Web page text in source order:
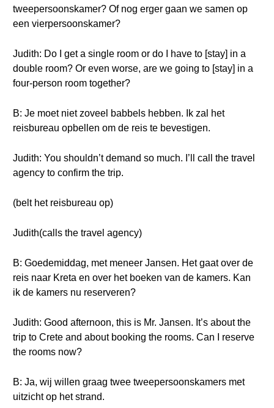
tweepersoonskamer? Of nog erger gaan we samen op
een vierpersoonskamer?
Judith: Do I get a single room or do I have to [stay] in a
double room? Or even worse, are we going to [stay] in a
four-person room together?
B: Je moet niet zoveel babbels hebben. Ik zal het
reisbureau opbellen om de reis te bevestigen.
Judith: You shouldn’t demand so much. I’ll call the travel
agency to confirm the trip.
(belt het reisbureau op)
Judith(calls the travel agency)
B: Goedemiddag, met meneer Jansen. Het gaat over de
reis naar Kreta en over het boeken van de kamers. Kan
ik de kamers nu reserveren?
Judith: Good afternoon, this is Mr. Jansen. It’s about the
trip to Crete and about booking the rooms. Can I reserve
the rooms now?
B: Ja, wij willen graag twee tweepersoonskamers met
uitzicht op het strand.